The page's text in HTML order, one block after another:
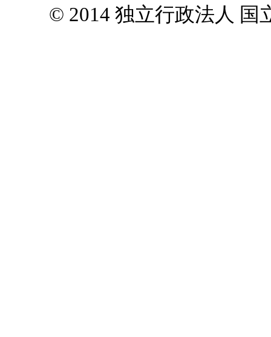
© 2014 独立行政法人 国